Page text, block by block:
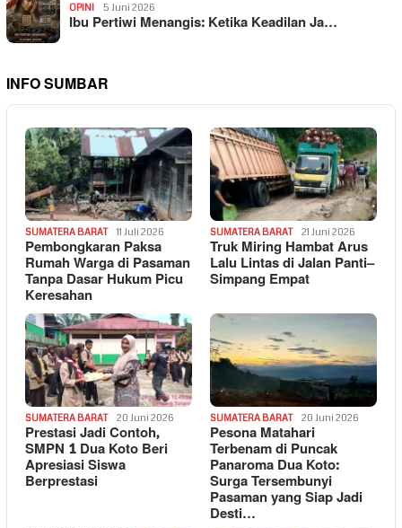
OPINI 5 Juni 2026
Ibu Pertiwi Menangis: Ketika Keadilan Ja…
INFO SUMBAR
SUMATERA BARAT 11 Juli 2026
Pembongkaran Paksa
Rumah Warga di Pasaman
Tanpa Dasar Hukum Picu
Keresahan
SUMATERA BARAT 21 Juni 2026
Truk Miring Hambat Arus
Lalu Lintas di Jalan Panti–
Simpang Empat
SUMATERA BARAT 20 Juni 2026
Prestasi Jadi Contoh,
SMPN 1 Dua Koto Beri
Apresiasi Siswa
Berprestasi
SUMATERA BARAT 20 Juni 2026
Pesona Matahari
Terbenam di Puncak
Panaroma Dua Koto:
Surga Tersembunyi
Pasaman yang Siap Jadi
Desti…